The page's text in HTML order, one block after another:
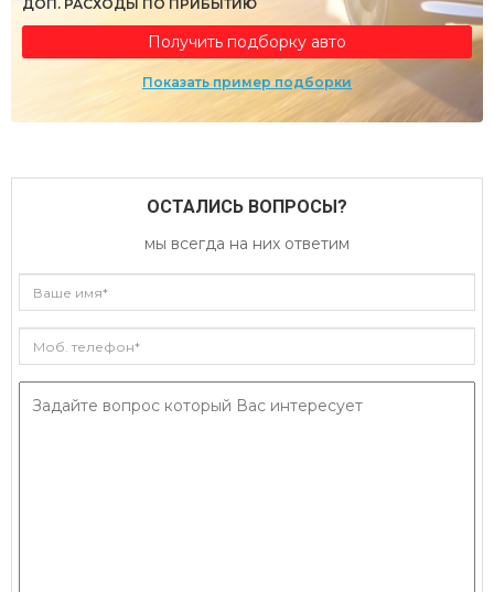
ДОП. РАСХОДЫ ПО ПРИБЫТИЮ
Получить подборку авто
Показать пример подборки
ОСТАЛИСЬ ВОПРОСЫ?
мы всегда на них ответим